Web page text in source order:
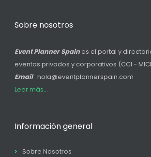
Sobre nosotros
Event Planner Spain es el portal y
eventos privados y corporativos (CCI -
Email: hola@eventplannerspain.com
Leer más...
Información general
Sobre Nosotros